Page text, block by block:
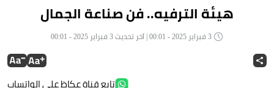
هيئة الترفيه.. فن صناعة الجمال
تابع قناة عكاظ على الواتساب